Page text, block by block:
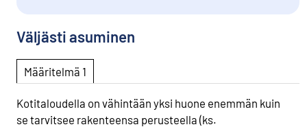
Väljästi asuminen
Määritelmä 1
Kotitaloudella on vähintään yksi huone enemmän kuin
se tarvitsee rakenteensa perusteella (ks.